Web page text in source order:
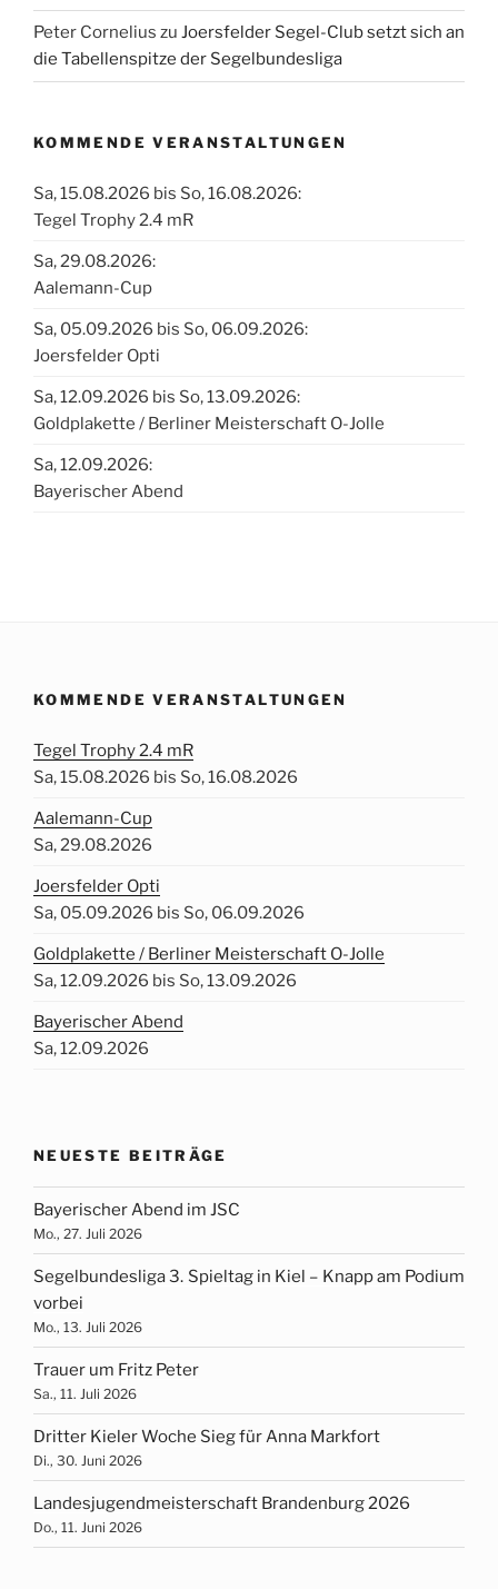
Peter Cornelius zu Joersfelder Segel-Club setzt sich an
die Tabellenspitze der Segelbundesliga
KOMMENDE VERANSTALTUNGEN
Sa, 15.08.2026 bis So, 16.08.2026:
Tegel Trophy 2.4 mR
Sa, 29.08.2026:
Aalemann-Cup
Sa, 05.09.2026 bis So, 06.09.2026:
Joersfelder Opti
Sa, 12.09.2026 bis So, 13.09.2026:
Goldplakette / Berliner Meisterschaft O-Jolle
Sa, 12.09.2026:
Bayerischer Abend
KOMMENDE VERANSTALTUNGEN
Tegel Trophy 2.4 mR
Sa, 15.08.2026 bis So, 16.08.2026
Aalemann-Cup
Sa, 29.08.2026
Joersfelder Opti
Sa, 05.09.2026 bis So, 06.09.2026
Goldplakette / Berliner Meisterschaft O-Jolle
Sa, 12.09.2026 bis So, 13.09.2026
Bayerischer Abend
Sa, 12.09.2026
NEUESTE BEITRÄGE
Bayerischer Abend im JSC
Mo., 27. Juli 2026
Segelbundesliga 3. Spieltag in Kiel – Knapp am Podium
vorbei
Mo., 13. Juli 2026
Trauer um Fritz Peter
Sa., 11. Juli 2026
Dritter Kieler Woche Sieg für Anna Markfort
Di., 30. Juni 2026
Landesjugendmeisterschaft Brandenburg 2026
Do., 11. Juni 2026